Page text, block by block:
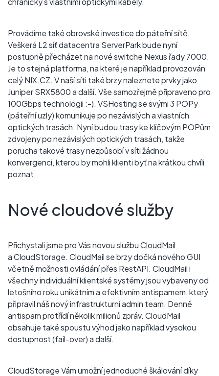
Provádíme také obrovské investice do páteřní sítě.
Veškerá L2 síť datacentra ServerPark bude nyní
postupně přecházet na nové switche Nexus řady 7000.
Je to stejná platforma, na které je například provozován
celý NIX.CZ. V naší síti také brzy naleznete prvky jako
Juniper SRX5800 a další. Vše samozřejmě připraveno pro
100Gbps technologii :-). VSHosting se svými 3 POPy
(páteřní uzly) komunikuje po nezávislých a vlastních
optických trasách. Nyní budou trasy ke klíčovým POPům
zdvojeny po nezávislých optických trasách, takže
porucha takové trasy nezpůsobí v síti žádnou
konvergenci, kterou by mohli klienti byť na krátkou chvíli
poznat.
Nové cloudové služby
Přichystali jsme pro Vás novou službuCloudMail
a CloudStorage. CloudMail se brzy dočká nového GUI
včetně možnosti ovládání přes RestAPI. CloudMail i
všechny individuální klientské systémy jsou vybaveny od
letošního roku unikátním a efektivním antispamem, který
připravil náš nový infrastrukturní admin team. Denně
antispam protřídí několik milionů zpráv. CloudMail
obsahuje také spoustu výhod jako například vysokou
dostupnost (fail-over) a další.
CloudStorage Vám umožní jednoduché škálování díky